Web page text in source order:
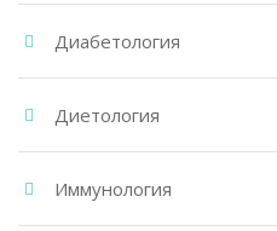
Диабетология
Диетология
Иммунология